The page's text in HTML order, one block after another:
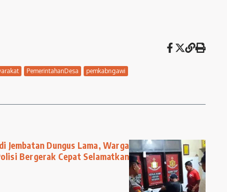
PemerintahanDesa pemkabngawi
Jembatan Dungus Lama, Warga
Bergerak Cepat Selamatkan